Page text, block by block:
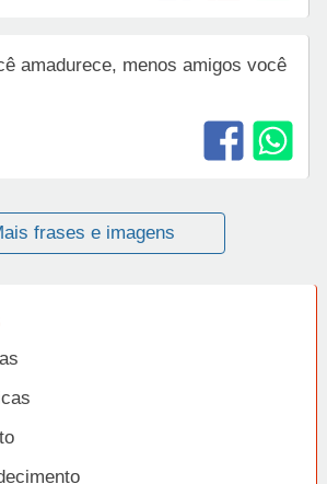
amadurece, menos amigos você
frases e imagens